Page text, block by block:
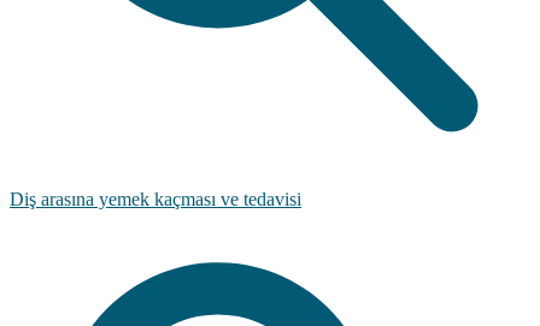
Diş arasına yemek kaçması ve tedavisi